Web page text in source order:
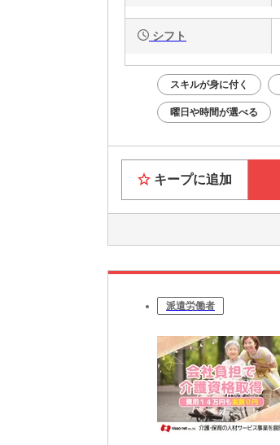
シフト
スキルが身に付く
曜日や時間が選べる
キープに追加
派遣労働者